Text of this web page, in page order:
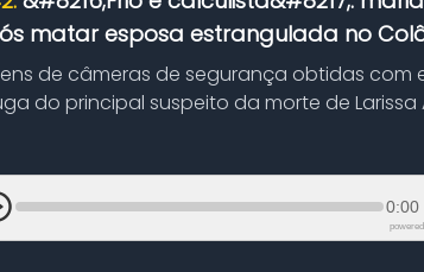
matar esposa estrangulada no
de câmeras de segurança obtidas com
do principal suspeito da morte de Larissa
d...
0:00